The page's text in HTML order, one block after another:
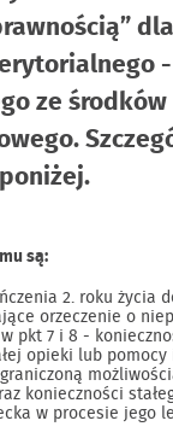
ze środków
są:
2. roku życia
orzeczenie o
pkt 7 i 8 -
opieki lub
konieczności
w procesie jego